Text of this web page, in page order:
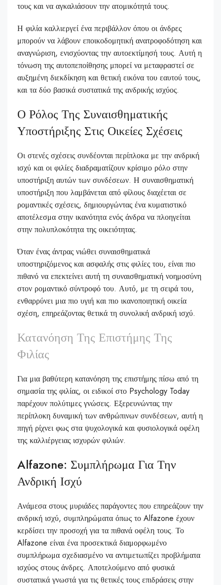
τους και να αγκαλιάσουν την ατομικότητά τους.
Η φιλία καλλιεργεί ένα περιβάλλον όπου οι άνδρες
μπορούν να λάβουν εποικοδομητική ανατροφοδότηση και
αναγνώριση, ενισχύοντας την αυτοεκτίμησή τους. Αυτή η
τόνωση της αυτοπεποίθησης μπορεί να μεταφραστεί σε
αυξημένη διεκδίκηση και θετική εικόνα του εαυτού τους,
και τα δύο βασικά συστατικά της ανδρικής ισχύος.
Ο Ρόλος Της Συναισθηματικής
Υποστήριξης Στις Οικείες Σχέσεις
Οι στενές σχέσεις συνδέονται περίπλοκα με την ανδρική
ισχύ και οι φιλίες διαδραματίζουν κρίσιμο ρόλο στην
υποστήριξη αυτών των συνδέσεων. Η συναισθηματική
υποστήριξη που λαμβάνεται από φίλους διαχέεται σε
ρομαντικές σχέσεις, δημιουργώντας ένα κυματιστικό
αποτέλεσμα στην ικανότητα ενός άνδρα να πλοηγείται
στην πολυπλοκότητα της οικειότητας.
Όταν ένας άντρας νιώθει συναισθηματικά
υποστηριζόμενος και ασφαλής στις φιλίες του, είναι πιο
πιθανό να επεκτείνει αυτή τη συναισθηματική νοημοσύνη
στον ρομαντικό σύντροφό του. Αυτό, με τη σειρά του,
ενθαρρύνει μια πιο υγιή και πιο ικανοποιητική οικεία
σχέση, επηρεάζοντας θετικά τη συνολική ανδρική ισχύ.
Κατανόηση Της Επιστήμης Της
Φιλίας
Για μια βαθύτερη κατανόηση της επιστήμης πίσω από τη
σημασία της φιλίας, οι ειδικοί στο Psychology Today
παρέχουν πολύτιμες γνώσεις. Εξερευνώντας την
περίπλοκη δυναμική των ανθρώπινων συνδέσεων, αυτή η
πηγή ρίχνει φως στα ψυχολογικά και φυσιολογικά οφέλη
της καλλιέργειας ισχυρών φιλιών.
Alfazone: Συμπλήρωμα Για Την
Ανδρική Ισχύ
Ανάμεσα στους μυριάδες παράγοντες που επηρεάζουν την
ανδρική ισχύ, συμπληρώματα όπως το Alfazone έχουν
κερδίσει την προσοχή για τα πιθανά οφέλη τους. Το
Alfazone είναι ένα προσεκτικά διαμορφωμένο
συμπλήρωμα σχεδιασμένο να αντιμετωπίζει προβλήματα
ισχύος στους άνδρες. Αποτελούμενο από φυσικά
συστατικά γνωστά για τις θετικές τους επιδράσεις στην